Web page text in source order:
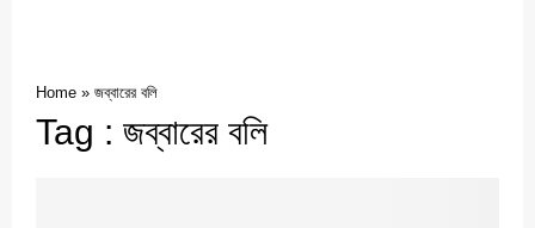
Home » জব্বারের বলি
Tag : জব্বারের বলি